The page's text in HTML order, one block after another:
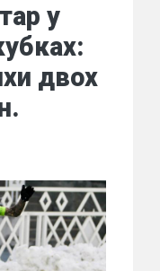
у
двох